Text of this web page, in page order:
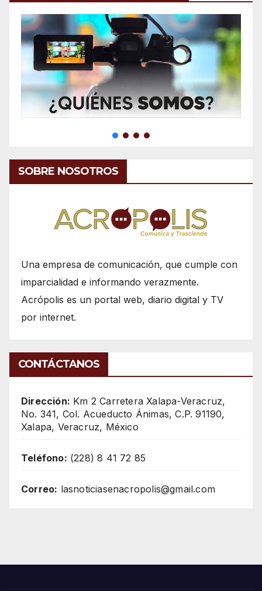
SOBRE NOSOTROS
Una empresa de comunicación, que cumple con
imparcialidad e informando verazmente.
Acrópolis es un portal web, diario digital y TV
por internet.
CONTÁCTANOS
Dirección: Km 2 Carretera Xalapa-Veracruz,
No. 341, Col. Acueducto Ánimas, C.P. 91190,
Xalapa, Veracruz, México
Teléfono: (228) 8 41 72 85
Correo: lasnoticiasenacropolis@gmail.com